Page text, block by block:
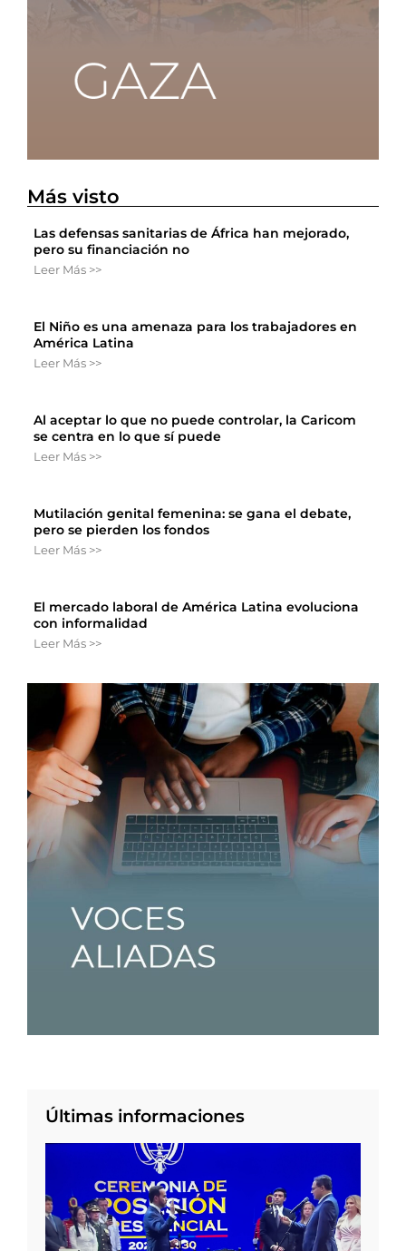
Más visto
Las defensas sanitarias de África han mejorado,
pero su financiación no
Leer Más >>
El Niño es una amenaza para los trabajadores en
América Latina
Leer Más >>
Al aceptar lo que no puede controlar, la Caricom
se centra en lo que sí puede
Leer Más >>
Mutilación genital femenina: se gana el debate,
pero se pierden los fondos
Leer Más >>
El mercado laboral de América Latina evoluciona
con informalidad
Leer Más >>
Últimas informaciones